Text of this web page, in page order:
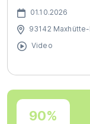
01.10.2026
93142
Video
90%